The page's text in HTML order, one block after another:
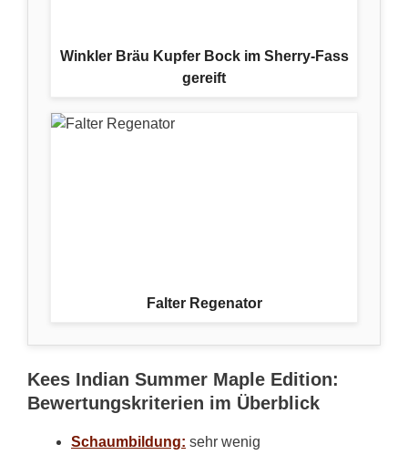
Winkler Bräu Kupfer Bock im Sherry-Fass
gereift
Falter Regenator
Kees Indian Summer Maple Edition:
Bewertungskriterien im Überblick
Schaumbildung: sehr wenig